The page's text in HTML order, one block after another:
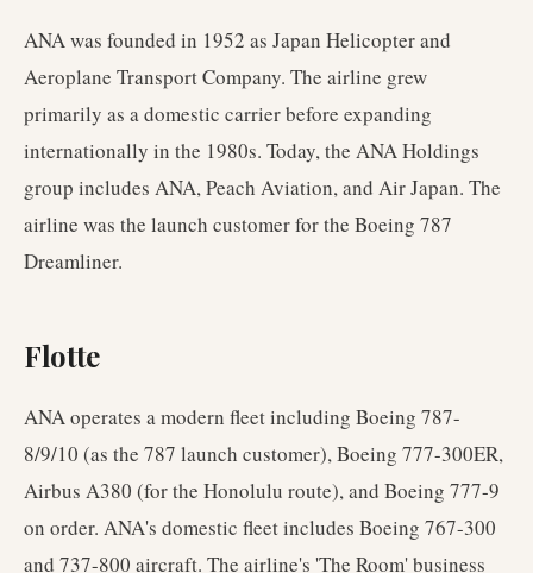
ANA was founded in 1952 as Japan Helicopter and
Aeroplane Transport Company. The airline grew
primarily as a domestic carrier before expanding
internationally in the 1980s. Today, the ANA Holdings
group includes ANA, Peach Aviation, and Air Japan. The
airline was the launch customer for the Boeing 787
Dreamliner.
Flotte
ANA operates a modern fleet including Boeing 787-
8/9/10 (as the 787 launch customer), Boeing 777-300ER,
Airbus A380 (for the Honolulu route), and Boeing 777-9
on order. ANA's domestic fleet includes Boeing 767-300
and 737-800 aircraft. The airline's 'The Room' business